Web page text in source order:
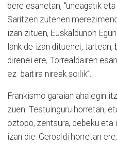
bere esanetan, “uneagatik
Saritzen zutenen
izan zituen, Euskaldunon
lankide izan dituenei,
direnei ere, Torrealdairen
ez baitira nireak soilik”.
Frankismo garaian ahalegin
zuen. Testuinguru horretan,
oztopo, zentsura, debeku eta
izan die. Geroaldi horretan